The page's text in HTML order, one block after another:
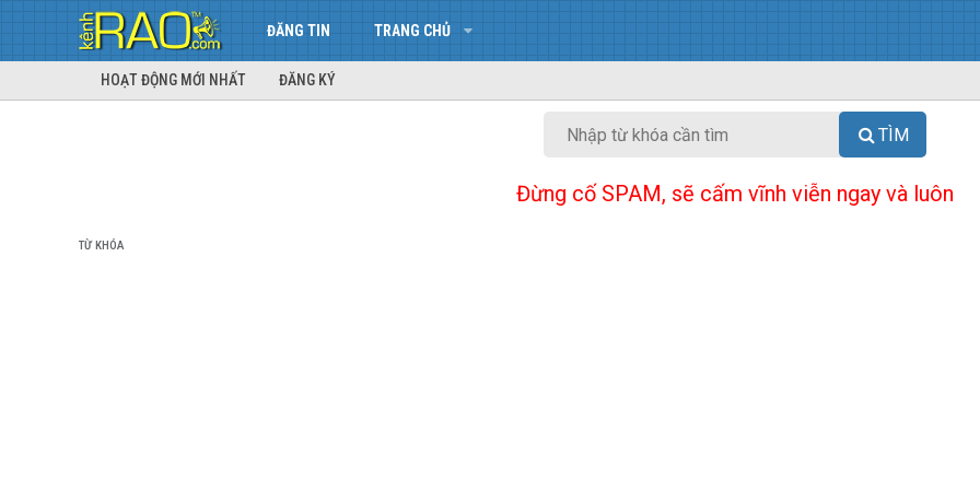
ĐĂNG TIN TRANG CHỦ
HOẠT ĐỘNG MỚI NHẤT ĐĂNG KÝ
TÌM
Đừng cố SPAM, sẽ cấm vĩnh viễn ngay và luôn
TỪ KHÓA